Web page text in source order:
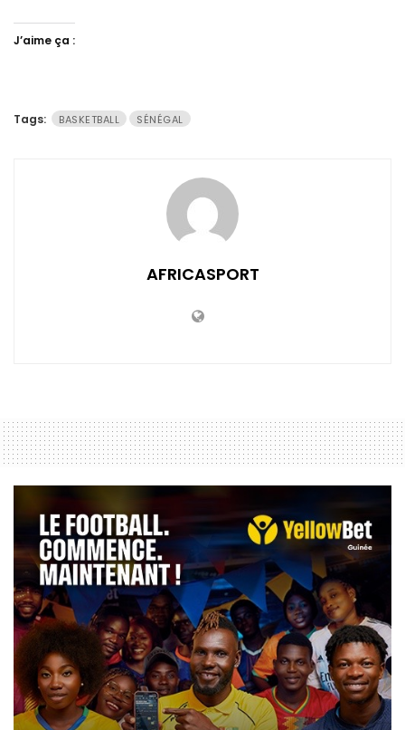
J’aime ça :
Tags: BASKETBALL SÉNÉGAL
AFRICASPORT